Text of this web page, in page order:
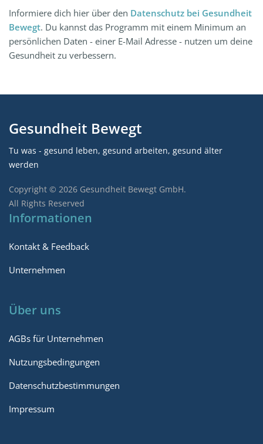
Informiere dich hier über den Datenschutz bei Gesundheit
Bewegt. Du kannst das Programm mit einem Minimum an
persönlichen Daten - einer E-Mail Adresse - nutzen um deine
Gesundheit zu verbessern.
Gesundheit Bewegt
Tu was - gesund leben, gesund arbeiten, gesund älter
werden
Copyright © 2026 Gesundheit Bewegt GmbH.
All Rights Reserved
Informationen
Kontakt & Feedback
Unternehmen
Über uns
AGBs für Unternehmen
Nutzungsbedingungen
Datenschutzbestimmungen
Impressum